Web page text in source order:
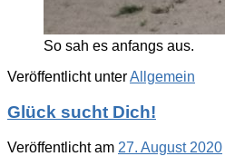
So sah es anfangs aus.
Veröffentlicht unterAllgemein
Glück sucht Dich!
Veröffentlicht am 27. August 2020